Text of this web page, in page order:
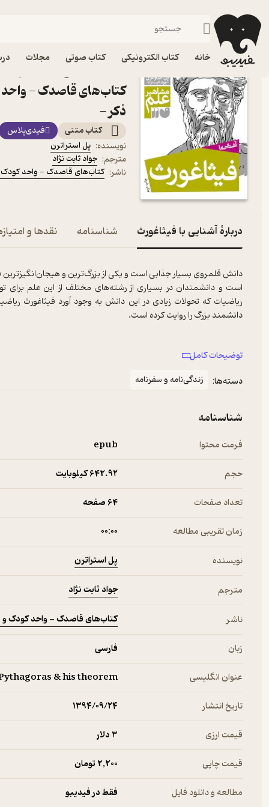
خانه کتاب الکترونیکی کتاب صوتی مجلات
فیدیبو کتاب صوتی
کتاب‌های قاصدک - واحد
ذکر -
کتاب متنی
فیدی‌پلاس
نویسنده: پل استراترن
مترجم: جواد ثابت نژاد
ناشر: کتاب‌های قاصدک - واحد کودک
دربارۀ آشنایی با فیثاغورث شناسنامه نقدها و
دانش قلمروی بسیار جذابی است و یکی از بزرگ‌ترین و
است و دانشمندان در بسیاری از رشته‌های مختلف از این علم برای
ریاضیات که تحولات زیادی در این دانش به وجود آورد فیثاغورث
دانشمند بزرگ را روایت کرده است.
ریاضی‌دانی عجیب و نابغه‌ای بزرگ در طول تاریخ را روایت می‌کند
سال‌های زیادی از زندگی‌اش را وقف دانش کند و دستاوردهای بزرگی
آشنایی با فیثاغورث آورده است.
محتوای اصلی کتاب آمده که در آن به زندگی و کار فیثاغورث
۲۰۰۰ سال پیش از میلاد مسیح تا سال نشر کتاب آمده است که مخاطب
کتاب آشنایی با فیثاغورث با نظر کارشناسان برای دانش‌آموز مناسب
‌درباره‌ی پل استراترن نویسنده‌ی کتاب آشنایی با فیثاغورث
پل استراترن پس از فارغ‌التحصیلی از ترینیتی با یک ناوگان تجاری
هیمالیا را گشت. استراترن در حال حاضر در دانشگاه کینگستون
یکی از دغدغه‌های مهم استراترن در زندگی‌اش ارتباط مردم با دنیای
تلاش کرده مردم عادی بتوانند با دنیای محققان و دانشمندان ارتباط
توضیحات کامل
دسته‌ها:
زندگی‌نامه و سفرنامه
شناسنامه
فرمت محتوا epub
حجم 642.۹۲ کیلوبایت
تعداد صفحات 64 صفحه
زمان تقریبی مطالعه ۰۰:۰۰
نویسنده پل استراترن
مترجم جواد ثابت نژاد
ناشر کتاب‌های قاصدک - واحد کودک و
زبان فارسی
عنوان انگلیسی & his theorem.
تاریخ انتشار ۱۳۹۴/۰۹/۲۴
قیمت ارزی 3 دلار
قیمت چاپی 2,200 تومان
مطالعه و دانلود فایل فقط در فیدیبو